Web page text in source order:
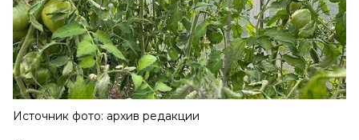
Источник фото: архив редакции